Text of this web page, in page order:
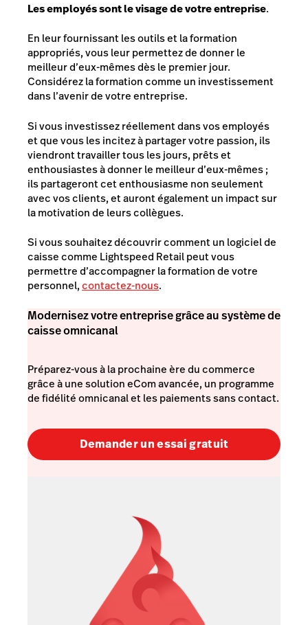
Les employés sont le visage de votre entreprise.
En leur fournissant les outils et la formation
appropriés, vous leur permettez de donner le
meilleur d’eux-mêmes dès le premier jour.
Considérez la formation comme un investissement
dans l’avenir de votre entreprise.
Si vous investissez réellement dans vos employés
et que vous les incitez à partager votre passion, ils
viendront travailler tous les jours, prêts et
enthousiastes à donner le meilleur d’eux-mêmes ;
ils partageront cet enthousiasme non seulement
avec vos clients, et auront également un impact sur
la motivation de leurs collègues.
Si vous souhaitez découvrir comment un logiciel de
caisse comme Lightspeed Retail peut vous
permettre d’accompagner la formation de votre
personnel,contactez-nous.
Modernisez votre entreprise grâce au système de
caisse omnicanal
Préparez-vous à la prochaine ère du commerce
grâce à une solution eCom avancée, un programme
de fidélité omnicanal et les paiements sans contact.
Demander un essai gratuit